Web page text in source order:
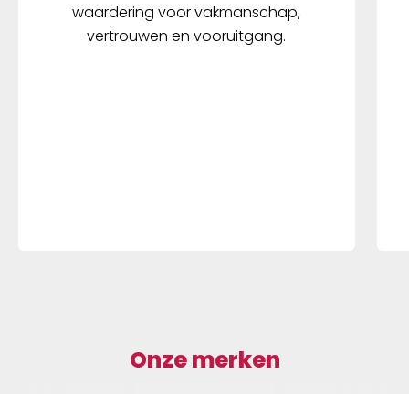
waardering voor vakmanschap,
vertrouwen en vooruitgang.
Onze merken